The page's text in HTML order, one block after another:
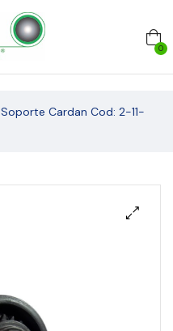
0
Soporte Cardan Cod: 2-11-